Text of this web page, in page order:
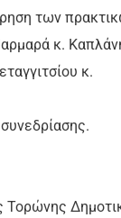
των
κ.
κ.
Τορώνης